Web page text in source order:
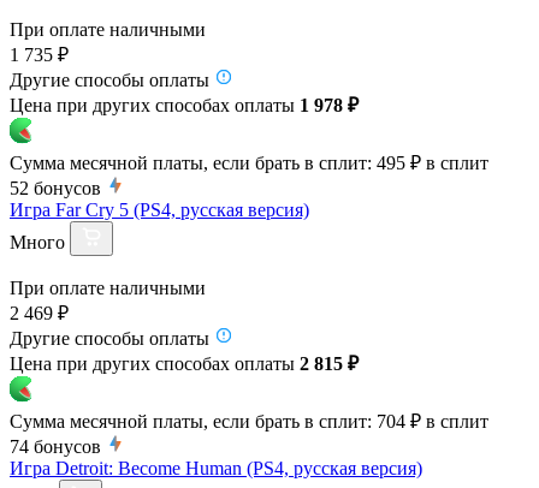
При оплате наличными
1 735 ₽
Другие способы оплаты
Цена при других способах оплаты 1 978 ₽
Сумма месячной платы, если брать в сплит: 495 ₽ в сплит
52 бонусов
Игра Far Cry 5 (PS4, русская версия)
Много
При оплате наличными
2 469 ₽
Другие способы оплаты
Цена при других способах оплаты 2 815 ₽
Сумма месячной платы, если брать в сплит: 704 ₽ в сплит
74 бонусов
Игра Detroit: Become Human (PS4, русская версия)